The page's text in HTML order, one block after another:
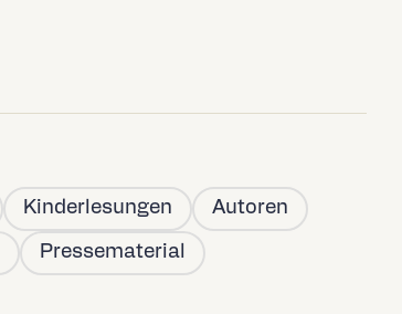
Kinderlesungen Autoren
Pressematerial